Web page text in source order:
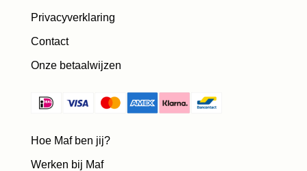
Privacyverklaring
Contact
Onze betaalwijzen
Hoe Maf ben jij?
Werken bij Maf